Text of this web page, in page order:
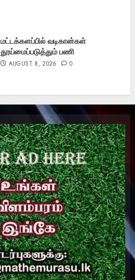
மட்டக்களப்பில் வடிகான்கள்
தூய்மைப்படுத்தும் பணி
AUGUST 8, 2026 0